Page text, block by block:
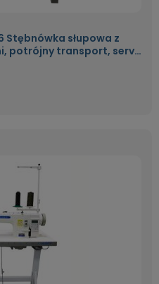
Stębnówka słupowa z
potrójny transport, servo